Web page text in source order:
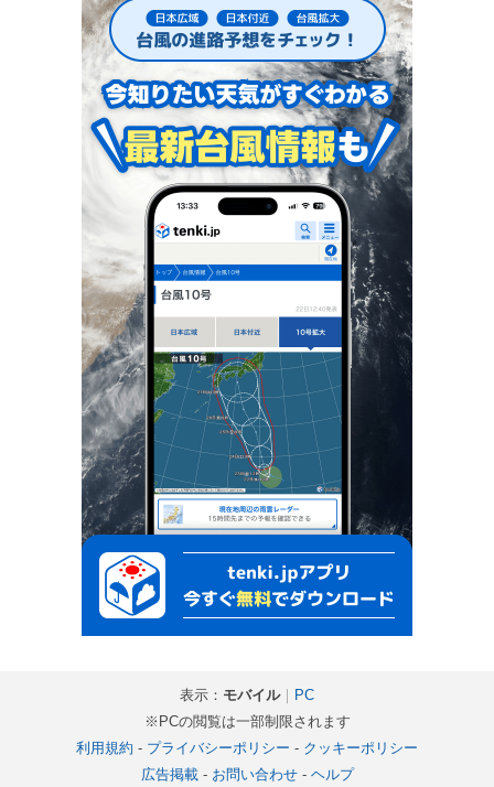
表示： モバイル｜ PC
※PCの閲覧は一部制限されます
利用規約 - プライバシーポリシー - クッキーポリシー
広告掲載- お問い合わせ- ヘルプ